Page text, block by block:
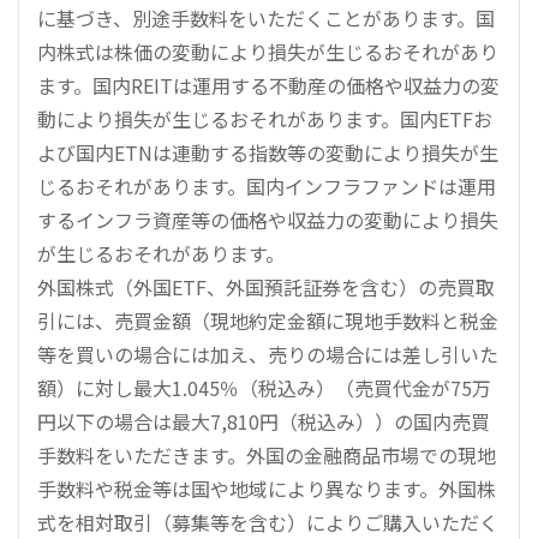
に基づき、別途手数料をいただくことがあります。国
内株式は株価の変動により損失が生じるおそれがあり
ます。国内REITは運用する不動産の価格や収益力の変
動により損失が生じるおそれがあります。国内ETFお
よび国内ETNは連動する指数等の変動により損失が生
じるおそれがあります。国内インフラファンドは運用
するインフラ資産等の価格や収益力の変動により損失
が生じるおそれがあります。
外国株式（外国ETF、外国預託証券を含む）の売買取
引には、売買金額（現地約定金額に現地手数料と税金
等を買いの場合には加え、売りの場合には差し引いた
額）に対し最大1.045％（税込み）（売買代金が75万
円以下の場合は最大7,810円（税込み））の国内売買
手数料をいただきます。外国の金融商品市場での現地
手数料や税金等は国や地域により異なります。外国株
式を相対取引（募集等を含む）によりご購入いただく